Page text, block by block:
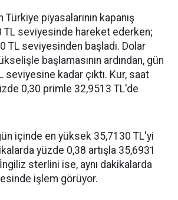
Türkiye piyasalarının kapanış
TL seviyesinde hareket ederken;
TL seviyesinden başladı. Dolar
başlamasının ardından, gün
seviyesine kadar çıktı. Kur, saat
0,30 primle 32,9513 TL'de
içinde en yüksek 35,7130 TL'yi
yüzde 0,38 artışla 35,6931
sterlini ise, aynı dakikalarda
işlem görüyor.